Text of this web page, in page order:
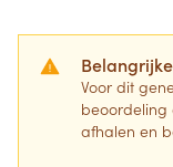
Voor dit
beoordeling
afhalen en